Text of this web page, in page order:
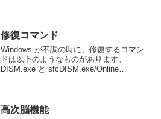
修復コマンド
Windows が不調の時に、修復するコマン
ドは以下のようなものがあります。
DISM.exe と sfcDISM.exe/Online
高次脳機能